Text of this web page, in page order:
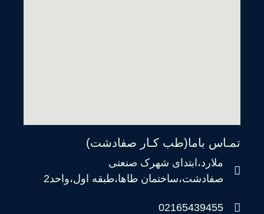
تمـاس باما(طب کـار صفادشت)
ملارد،ابتدای شهرک صنعتی
صفادشت،ساختمان طاها،طبقه اول،واحد2
02165439455